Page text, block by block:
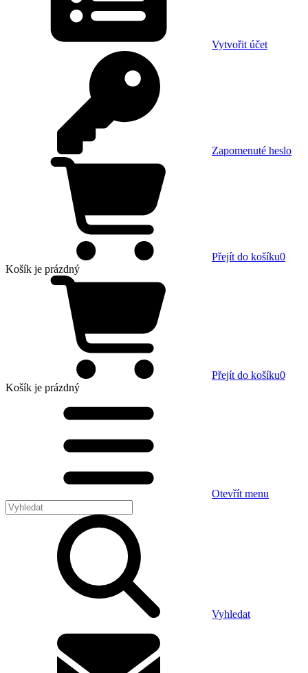
Vytvořit účet
Zapomenuté heslo
Přejít do košíku0
Košík je prázdný
Přejít do košíku0
Košík je prázdný
Otevřít menu
Vyhledat